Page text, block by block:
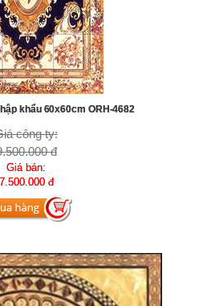
khẩu 60x60cm ORH-4682
công ty:
đ
Giá bán:
7.500.000 đ